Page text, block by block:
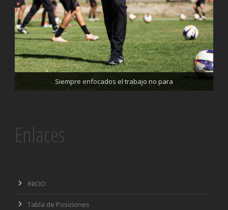
Siempre enfocados el trabajo no para
Trabajando enfocados, listos para el partido de mañana
Enlaces
INICIO
Tabla de Posiciones